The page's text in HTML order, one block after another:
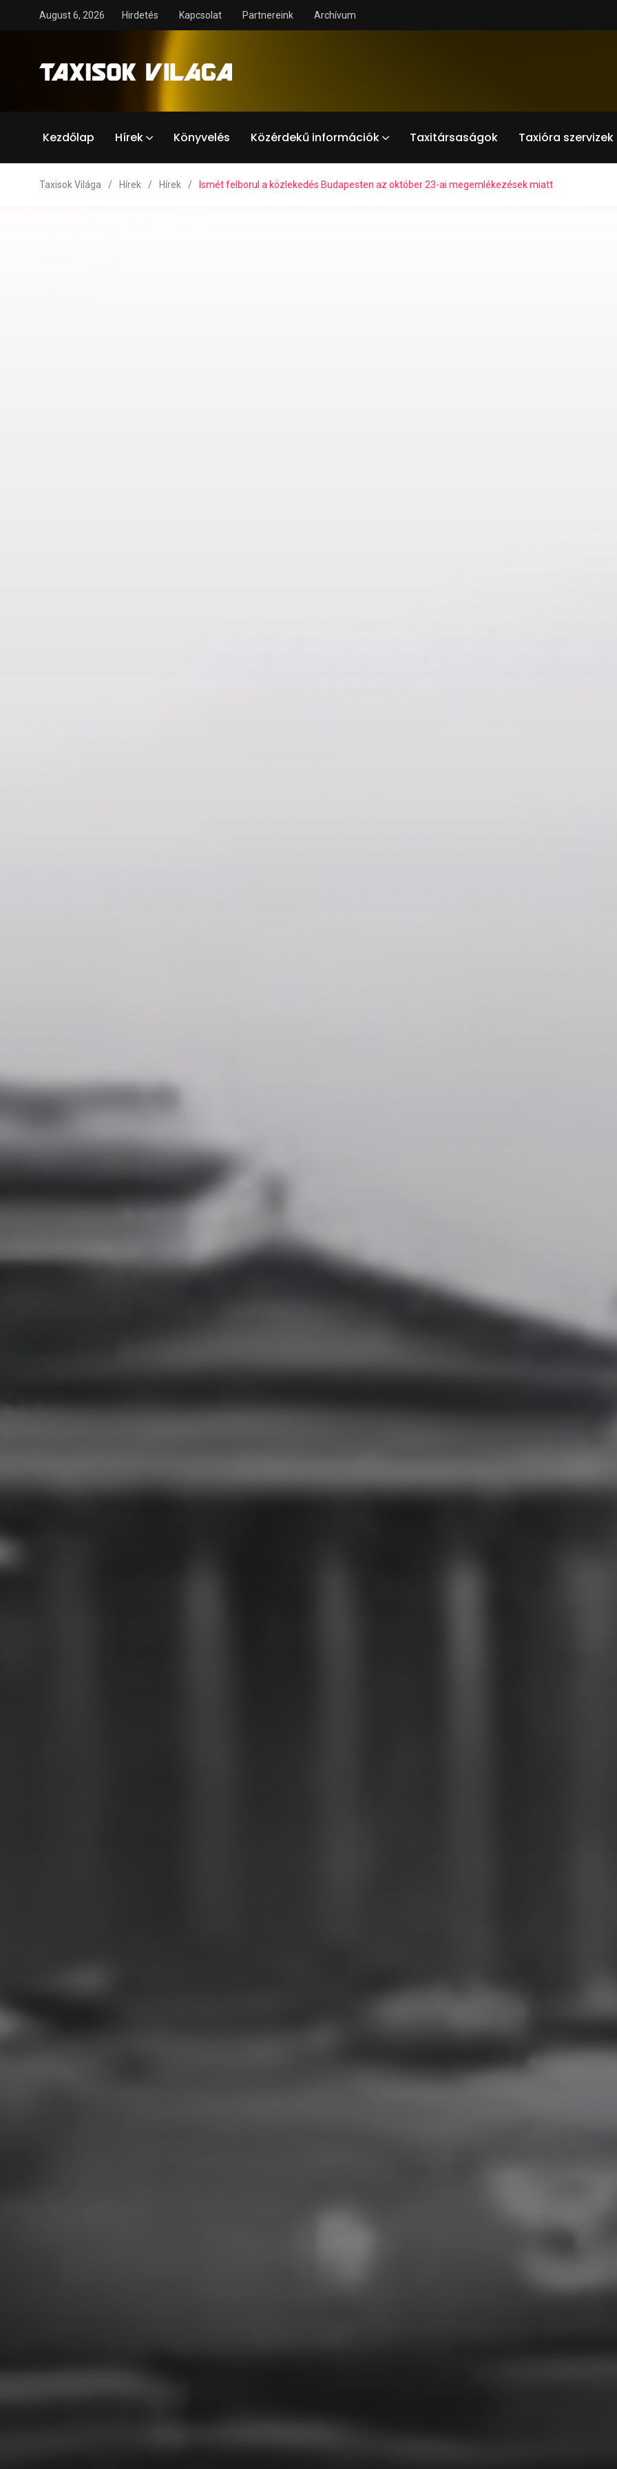
August 6, 2026 Hirdetés Kapcsolat Partnereink Archívum
Kezdőlap Hírek Könyvelés Közérdekű információk Taxitársaságok Taxióra szervizek
Taxisok Világa / Hírek / Hírek / Ismét felborul a közlekedés Budapesten az október 23-ai megemlékezések miatt